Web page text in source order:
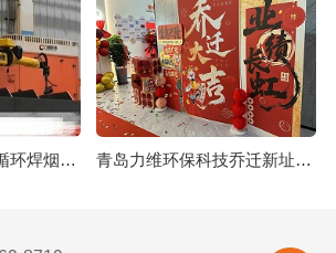
央视聚焦！力维自循环焊烟净化器助力变压器巨头打造绿色智造新标杆 青岛力维环保科技乔迁新址：启航绿色发展新征程